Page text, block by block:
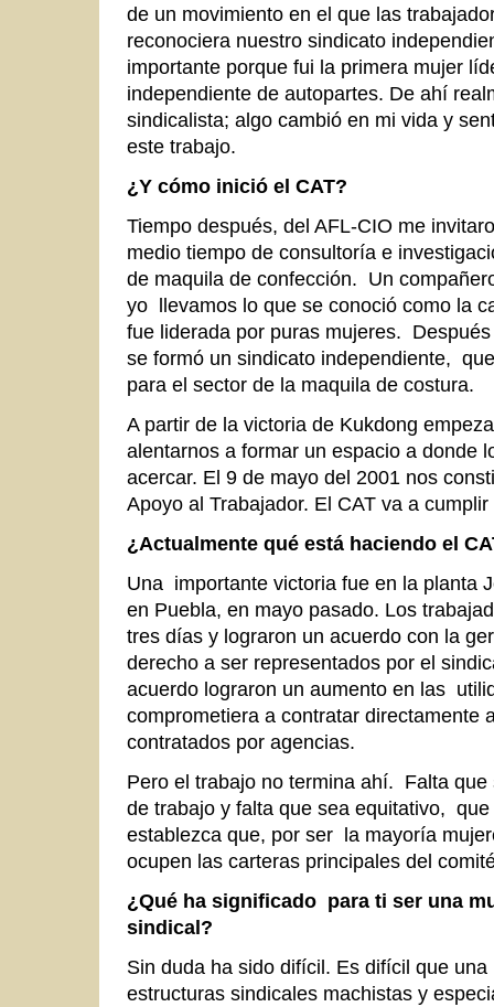
de un movimiento en el que las
reconociera nuestro sindicato
importante porque fui la primera mujer
independiente de autopartes. De ahí
sindicalista; algo cambió en mi vida y
este trabajo.
¿Y cómo inició el CAT?
Tiempo después, del AFL-CIO me
medio tiempo de consultoría e
de maquila de confección. Un
yo llevamos lo que se conoció como la
fue liderada por puras mujeres.
se formó un sindicato independiente,
para el sector de la maquila de costura.
A partir de la victoria de Kukdong
alentarnos a formar un espacio a donde
acercar. El 9 de mayo del 2001 nos
Apoyo al Trabajador. El CAT va a
¿Actualmente qué está haciendo el
Una importante victoria fue en la planta
en Puebla, en mayo pasado. Los
tres días y lograron un acuerdo con la
derecho a ser representados por el
acuerdo lograron un aumento en las
comprometiera a contratar directamente
contratados por agencias.
Pero el trabajo no termina ahí. Falta
de trabajo y falta que sea equitativo,
establezca que, por ser la mayoría
ocupen las carteras principales del
¿Qué ha significado para ti ser una
sindical?
Sin duda ha sido difícil. Es difícil que
estructuras sindicales machistas y